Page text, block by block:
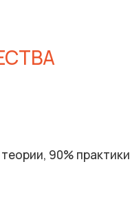
теории, 90% практики